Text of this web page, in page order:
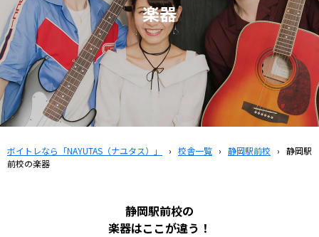
楽器
ボイトレなら「NAYUTAS（ナユタス）」 › 校舎一覧 › 静岡駅前校 › 静岡駅
前校の楽器
静岡駅前校の
楽器はここが違う！